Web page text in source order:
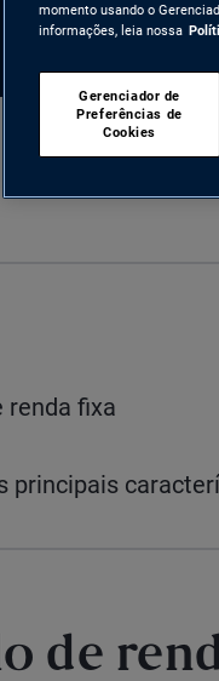
renda fixa
principais
de
momento usando o
informações, leia nossa
Gerenciador de
Preferências de
Cookies